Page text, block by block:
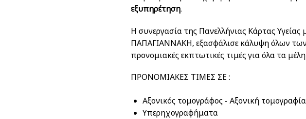
εξυπηρέτηση.
Η συνεργασία της Πανελλήνιας Κάρτας
ΠΑΠΑΓΙΑΝΝΑΚΗ, εξασφάλισε κάλυψη όλων των
προνομιακές εκπτωτικές τιμές για όλα τα
ΠΡΟΝΟΜΙΑΚΕΣ ΤΙΜΕΣ ΣΕ :
Αξονικός τομογράφος - Αξονική τομογραφία
Υπερηχογραφήματα